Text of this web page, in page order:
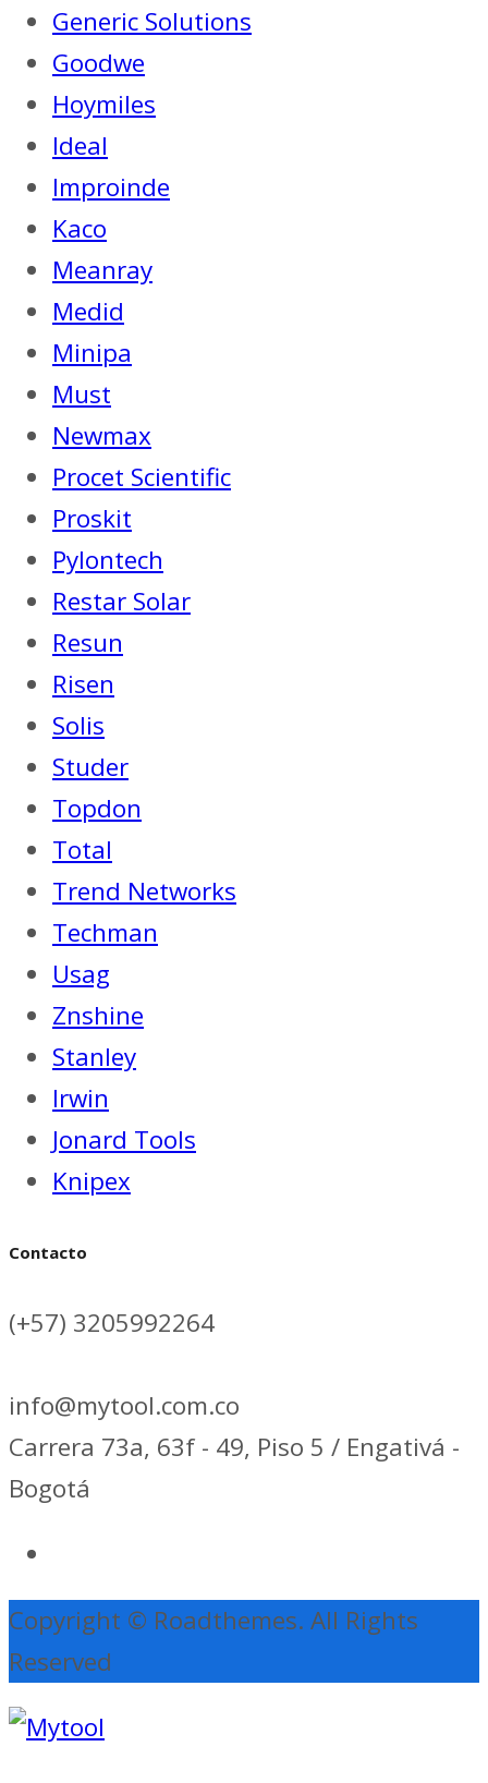
Generic Solutions
Goodwe
Hoymiles
Ideal
Improinde
Kaco
Meanray
Medid
Minipa
Must
Newmax
Procet Scientific
Proskit
Pylontech
Restar Solar
Resun
Risen
Solis
Studer
Topdon
Total
Trend Networks
Techman
Usag
Znshine
Stanley
Irwin
Jonard Tools
Knipex
Contacto
(+57) 3205992264
info@mytool.com.co
Carrera 73a, 63f - 49, Piso 5 / Engativá -
Bogotá
Copyright © Roadthemes. All Rights
Reserved